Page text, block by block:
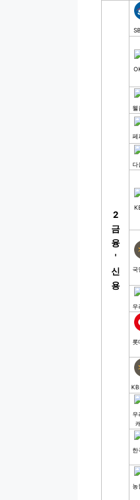
2
금
융
'
신
용
웰
페
다
국
우
롯
우
한
농